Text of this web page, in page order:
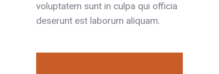
voluptatem sunt in culpa qui officia
deserunt est laborum aliquam.